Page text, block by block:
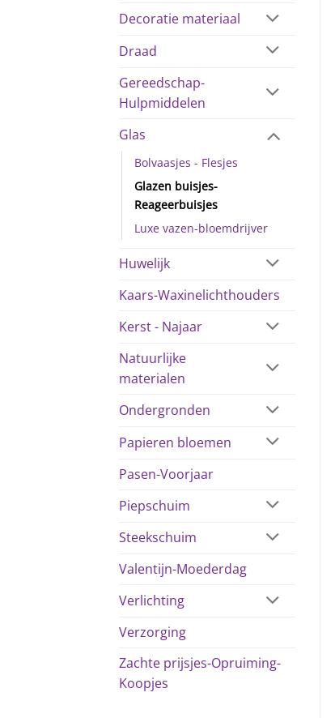
Decoratie materiaal
Draad
Gereedschap-
Hulpmiddelen
Glas
Bolvaasjes - Flesjes
Glazen buisjes-
Reageerbuisjes
Luxe vazen-bloemdrijver
Huwelijk
Kaars-Waxinelichthouders
Kerst - Najaar
Natuurlijke
materialen
Ondergronden
Papieren bloemen
Pasen-Voorjaar
Piepschuim
Steekschuim
Valentijn-Moederdag
Verlichting
Verzorging
Zachte prijsjes-Opruiming-
Koopjes